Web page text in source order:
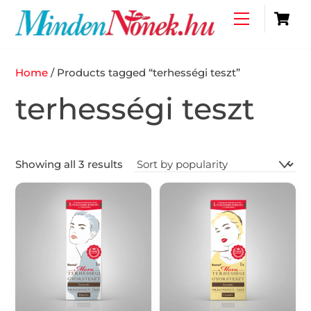
content
Menu
Home / Products tagged “terhességi teszt”
terhességi teszt
Showing all 3 results